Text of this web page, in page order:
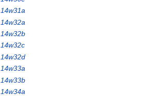
14w31a
14w32a
14w32b
14w32c
14w32d
14w33a
14w33b
14w34a